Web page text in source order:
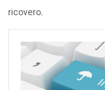
ricovero.